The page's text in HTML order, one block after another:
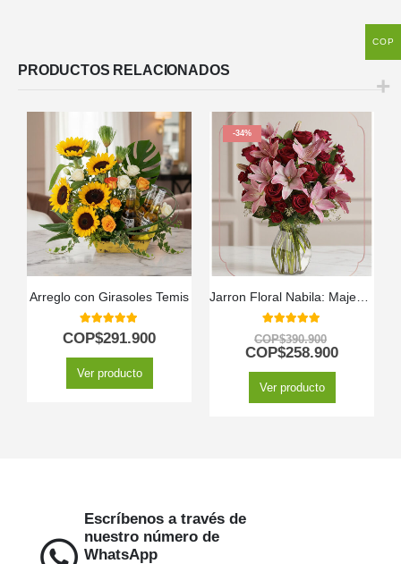
PRODUCTOS RELACIONADOS
Arreglo con Girasoles Temis
5.00out of 5
COP$291.900
Ver producto
-34%
Jarron Floral Nabila: Majestuoso Ramo de 24 Rosas y Lirios Rosados ⚜️
5.00out of 5
COP$390.900
COP$258.900
Ver producto
Escríbenos a través de
nuestro número de
WhatsApp
COP